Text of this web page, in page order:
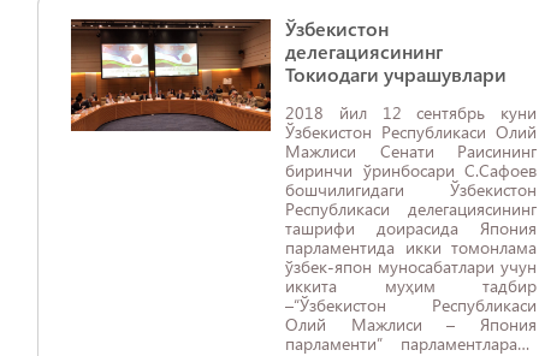
Ўзбекистон
делегациясининг
Токиодаги учрашувлари
2018 йил 12 сентябрь куни
Ўзбекистон Республикаси Олий
Мажлиси Сенати Раисининг
биринчи ўринбосари С.Сафоев
бошчилигидаги Ўзбекистон
Республикаси делегациясининг
ташрифи доирасида Япония
парламентида икки томонлама
ўзбек-япон муносабатлари учун
иккита муҳим тадбир
–“Ўзбекистон Республикаси
Олий Мажлиси – Япония
парламенти” парламентлараро